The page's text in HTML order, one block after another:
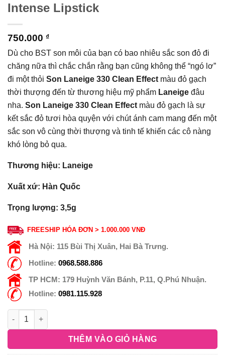
Intense Lipstick
750.000 ₫
Dù cho BST son môi của bạn có bao nhiêu sắc son đỏ đi
chăng nữa thì chắc chắn rằng bạn cũng không thể “ngó lơ”
đi một thỏi Son Laneige 330 Clean Effect màu đỏ gạch
thời thượng đến từ thương hiệu mỹ phẩm Laneige đâu
nha. Son Laneige 330 Clean Effect màu đỏ gạch là sự
kết sắc đỏ tươi hòa quyện với chút ánh cam mang đến một
sắc son vô cùng thời thượng và tinh tế khiến các cô nàng
khó lòng bỏ qua.
Thương hiệu: Laneige
Xuất xứ: Hàn Quốc
Trọng lượng: 3,5g
FREESHIP HÓA ĐƠN > 1.000.000 VNĐ
Hà Nội: 115 Bùi Thị Xuân, Hai Bà Trưng.
Hotline: 0968.588.886
TP HCM: 179 Huỳnh Văn Bánh, P.11, Q.Phú Nhuận.
Hotline: 0981.115.928
THÊM VÀO GIỎ HÀNG